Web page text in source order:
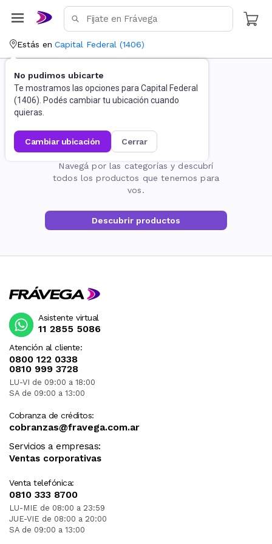
Estás en Capital Federal (1406)
No pudimos ubicarte
Te mostramos las opciones para Capital Federal
(1406). Podés cambiar tu ubicación cuando
quieras.
cambiar ubicación cerrar
La página no existe
Navegá por las categorías y descubrí
todos los productos que tenemos para
vos.
Descubrir productos
Atención al cliente:
0800 122 0338
0810 999 3728
LU-VI de 09:00 a 18:00
SA de 09:00 a 13:00
Cobranza de créditos:
cobranzas@fravega.com.ar
Servicios a empresas:
Ventas corporativas
Venta telefónica:
0810 333 8700
LU-MIE de 08:00 a 23:59
JUE-VIE de 08:00 a 20:00
SA de 09:00 a 13:00
Asistente virtual
11 2855 5086